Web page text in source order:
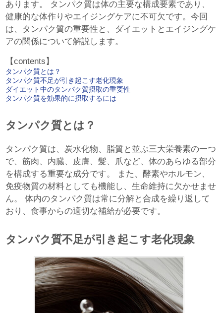
あります。 タンパク質は体の主要な構成要素であり、
健康的な体作りやエイジングケアに不可欠です。今回
は、タンパク質の重要性と、ダイエットとエイジングケ
アの関係について解説します。
【contents】
タンパク質とは？
タンパク質不足が引き起こす老化現象
ダイエット中のタンパク質摂取の重要性
タンパク質を効果的に摂取するには
タンパク質とは？
タンパク質は、炭水化物、脂質と並ぶ三大栄養素の一つ
で、筋肉、内臓、皮膚、髪、爪など、体のあらゆる部分
を構成する重要な成分です。 また、酵素やホルモン、
免疫物質の材料としても機能し、生命維持に欠かせませ
ん。 体内のタンパク質は常に分解と合成を繰り返して
おり、食事からの適切な補給が必要です。
タンパク質不足が引き起こす老化現象